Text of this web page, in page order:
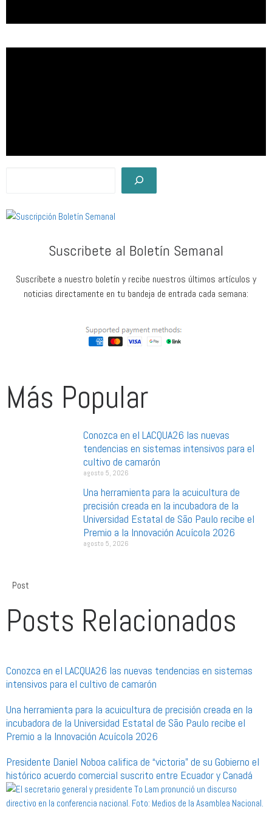
Suscribete al Boletín Semanal
Suscríbete a nuestro boletín y recibe nuestros últimos artículos y
noticias directamente en tu bandeja de entrada cada semana:
Más Popular
Conozca en el LACQUA26 las nuevas
tendencias en sistemas intensivos para el
cultivo de camarón
agosto 5, 2026
Una herramienta para la acuicultura de
precisión creada en la incubadora de la
Universidad Estatal de São Paulo recibe el
Premio a la Innovación Acuícola 2026
agosto 5, 2026
Post
Posts Relacionados
Conozca en el LACQUA26 las nuevas tendencias en sistemas
intensivos para el cultivo de camarón
Una herramienta para la acuicultura de precisión creada en la
incubadora de la Universidad Estatal de São Paulo recibe el
Premio a la Innovación Acuícola 2026
Presidente Daniel Noboa califica de “victoria” de su Gobierno el
histórico acuerdo comercial suscrito entre Ecuador y Canadá